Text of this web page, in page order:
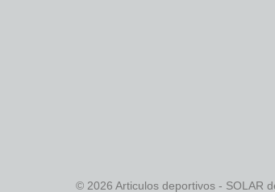
© 2026 Articulos deportivos - SOLAR